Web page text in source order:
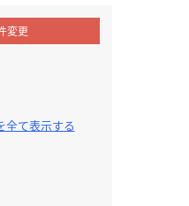
変更
全て表示する